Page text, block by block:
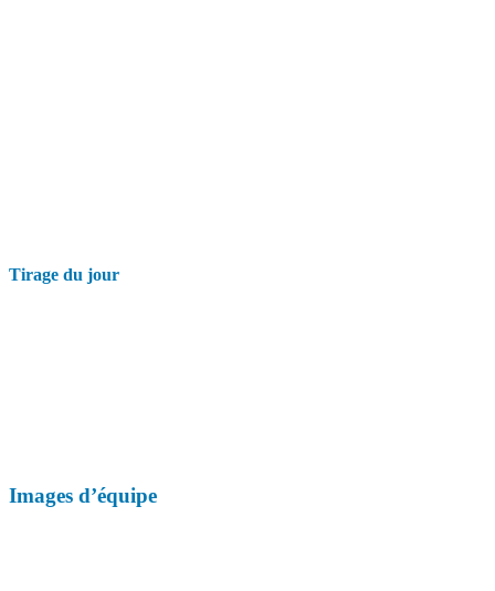
Tirage du jour
Images d’équipe